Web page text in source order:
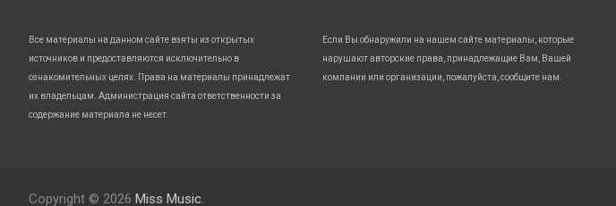
Все материалы на данном сайте взяты из открытых
источников и предоставляются исключительно в
ознакомительных целях. Права на материалы принадлежат
их владельцам. Администрация сайта ответственности за
содержание материала не несет.
Если Вы обнаружили на нашем сайте материалы, которые
нарушают авторские права, принадлежащие Вам, Вашей
компании или организации, пожалуйста, сообщите нам.
Copyright © 2026 Miss Music.